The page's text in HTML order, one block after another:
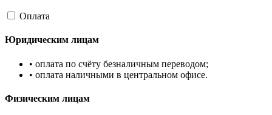
Оплата
Юридическим лицам
• оплата по счёту безналичным переводом;
• оплата наличными в центральном офисе.
Физическим лицам